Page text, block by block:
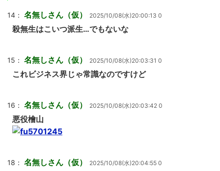
14： 名無しさん（仮） 2025/10/08(水)20:00:13 0
殺無生はこいつ派生…でもないな
15： 名無しさん（仮） 2025/10/08(水)20:03:31 0
これビジネス界じゃ常識なのですけど
16： 名無しさん（仮） 2025/10/08(水)20:03:42 0
悪役檜山
18： 名無しさん（仮） 2025/10/08(水)20:04:55 0